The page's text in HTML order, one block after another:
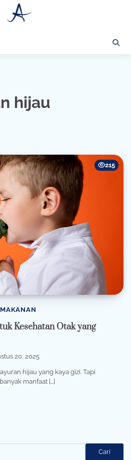
hijau
215
MAKANAN
Kesehatan Otak yang
20, 2025
hijau yang kaya gizi. Tapi
manfaat […]
Cari